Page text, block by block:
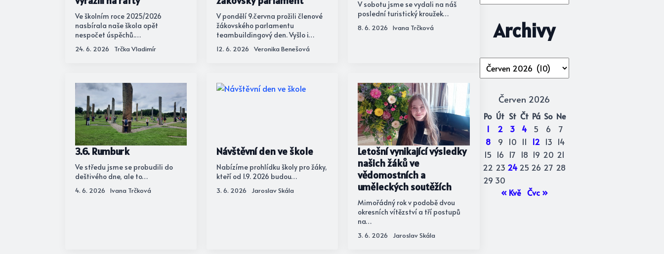
24. 6. 2026 Trčka Vladimír
Ve školním roce 2025/2026
nasbírala naše škola opět
nespočet úspěchů.…
12. 6. 2026 Veronika Benešová
V pondělí 9.června prožili členové
žákovského parlamentu
teambuildingový den. Vyšlo i…
8. 6. 2026 Ivana Trčková
V sobotu jsme se vydali na náš
poslední turistický kroužek…
3.6. Rumburk
4. 6. 2026 Ivana Trčková
Ve středu jsme se probudili do
deštivého dne, ale to…
Návštěvní den ve škole
3. 6. 2026 Jaroslav Skála
Nabízíme prohlídku školy pro žáky,
kteří od 1.9. 2026 budou…
Letošní vynikající výsledky
našich žáků ve
vědomostních a
uměleckých soutěžích
3. 6. 2026 Jaroslav Skála
Mimořádný rok v podobě dvou
okresních vítězství a tří postupů
na…
Archivy
Archivy
Červen 2026
Po Út St Čt Pá So Ne
1
2 3 4 5 6
7
8
9 10 11 12 13 14
15 16 17 18 19 20 21
22 23 24 25 26 27 28
29 30
« Kvě Čvc »